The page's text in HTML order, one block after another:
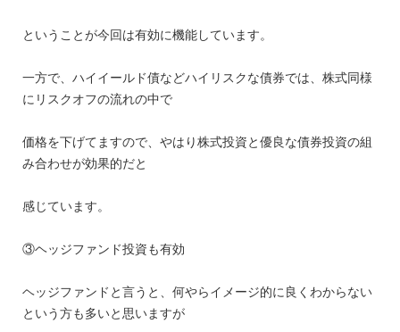
ということが今回は有効に機能しています。
一方で、ハイイールド債などハイリスクな債券では、株式同様
にリスクオフの流れの中で
価格を下げてますので、やはり株式投資と優良な債券投資の組
み合わせが効果的だと
感じています。
③ヘッジファンド投資も有効
ヘッジファンドと言うと、何やらイメージ的に良くわからない
という方も多いと思いますが